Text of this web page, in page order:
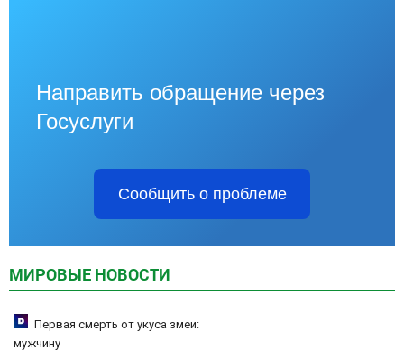
Направить обращение через
Госуслуги
Сообщить о проблеме
МИРОВЫЕ НОВОСТИ
Первая смерть от укуса змеи:
мужчину